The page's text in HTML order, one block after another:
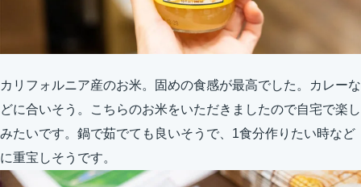
カリフォルニア産のお米。固めの食感が最高でした。カレーな
どに合いそう。こちらのお米をいただきましたので自宅で楽し
みたいです。鍋で茹でても良いそうで、1食分作りたい時など
に重宝しそうです。